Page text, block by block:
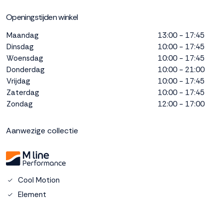
binnen en buiten
volgen. Dat doen we
legitiem en belangrijk,
anoniem. Meer
weten? Lees
dit overzicht
alle
cookieinstellingen en
accepteren geef je
onze marketing
cookies. Kies je voor
Weigeren? Dan
plaatsen we alleen
functionele en
Openingstijden winkel
Maandag
13:00 - 17:45
Dinsdag
10:00 - 17:45
Woensdag
10:00 - 17:45
Donderdag
10:00 - 21:00
Vrijdag
10:00 - 17:45
Zaterdag
10:00 - 17:45
Zondag
12:00 - 17:00
Aanwezige collectie
Cool Motion
Element